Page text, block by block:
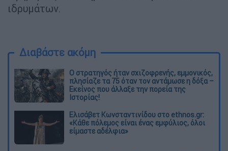
ιδρυμάτων.
Διαβάστε ακόμη
O στρατηγός ήταν σχιζοφρενής, εμμονικός,
πλησίαζε τα 75 όταν τον αντάμωσε η δόξα –
Εκείνος που άλλαξε την πορεία της
Ιστορίας!
Ελισάβετ Κωνσταντινίδου στο ethnos.gr:
«Κάθε πόλεμος είναι ένας εμφύλιος, όλοι
είμαστε αδέλφια»